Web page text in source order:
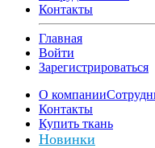
Контакты
Главная
Войти
Зарегистрироваться
О компании
Контакты
Купить ткань
Новинки